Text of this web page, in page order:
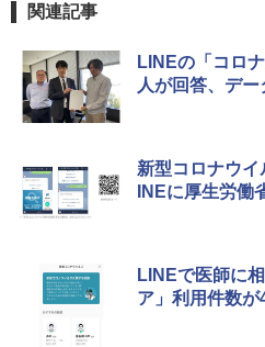
関連記事
LINEの「コロ
人が回答、デ
新型コロナウ
INEに厚生労働
LINEで医師に
ア」利用件数が